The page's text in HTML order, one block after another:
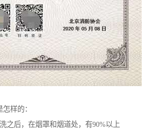
样的：
之后，在烟罩和烟道处，有90%以上